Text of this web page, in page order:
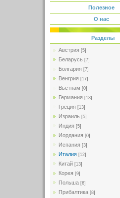
Полезное
О нас
Разделы
Австрия [5]
Беларусь [7]
Болгария [7]
Венгрия [17]
Вьетнам [0]
Германия [13]
Греция [13]
Израиль [5]
Индия [5]
Иордания [0]
Испания [3]
Италия [12]
Китай [13]
Корея [9]
Польша [6]
Прибалтика [8]